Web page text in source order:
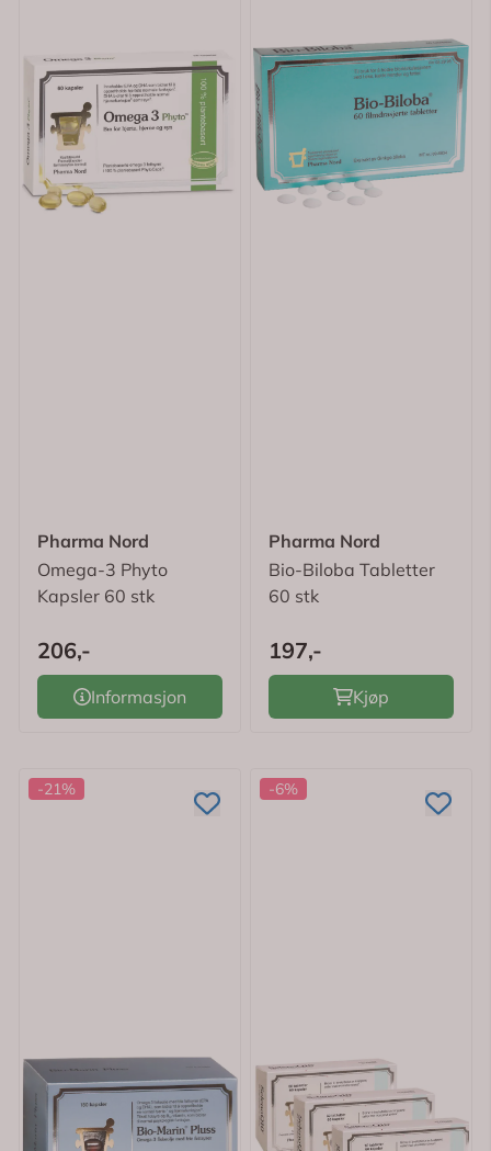
Pharma Nord
Omega-3 Phyto
Kapsler 60 stk
206,-
Informasjon
Pharma Nord
Bio-Biloba Tabletter
60 stk
197,-
Kjøp
-21% -6%